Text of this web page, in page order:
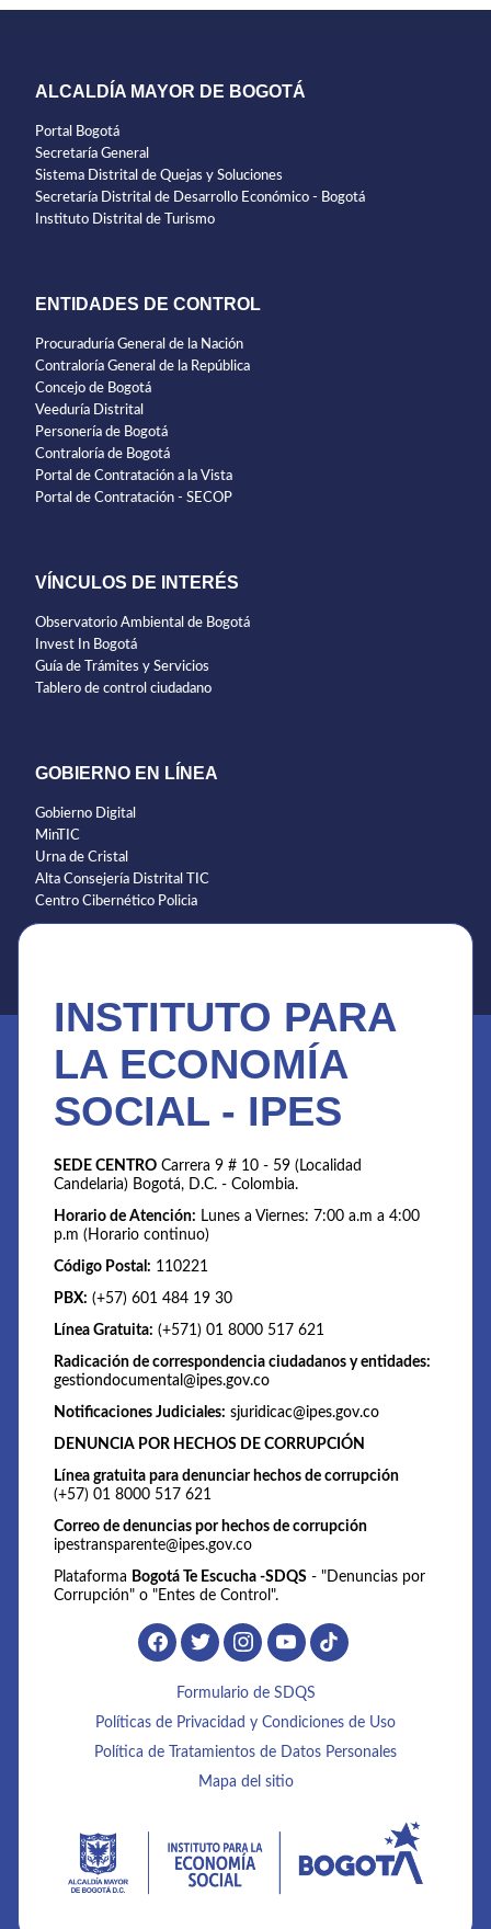
ALCALDÍA MAYOR DE BOGOTÁ
Portal Bogotá
Secretaría General
Sistema Distrital de Quejas y Soluciones
Secretaría Distrital de Desarrollo Económico - Bogotá
Instituto Distrital de Turismo
ENTIDADES DE CONTROL
Procuraduría General de la Nación
Contraloría General de la República
Concejo de Bogotá
Veeduría Distrital
Personería de Bogotá
Contraloría de Bogotá
Portal de Contratación a la Vista
Portal de Contratación - SECOP
VÍNCULOS DE INTERÉS
Observatorio Ambiental de Bogotá
Invest In Bogotá
Guía de Trámites y Servicios
Tablero de control ciudadano
GOBIERNO EN LÍNEA
Gobierno Digital
MinTIC
Urna de Cristal
Alta Consejería Distrital TIC
Centro Cibernético Policia
INSTITUTO PARA
LA ECONOMÍA
SOCIAL - IPES
SEDE CENTRO Carrera 9 # 10 - 59 (Localidad
Candelaria) Bogotá, D.C. - Colombia.
Horario de Atención: Lunes a Viernes: 7:00 a.m a 4:00
p.m (Horario continuo)
Código Postal: 110221
PBX: (+57) 601 484 19 30
Línea Gratuita: (+571) 01 8000 517 621
Radicación de correspondencia ciudadanos y entidades:
gestiondocumental@ipes.gov.co
Notificaciones Judiciales: sjuridicac@ipes.gov.co
DENUNCIA POR HECHOS DE CORRUPCIÓN
Línea gratuita para denunciar hechos de corrupción
(+57) 01 8000 517 621
Correo de denuncias por hechos de corrupción
ipestransparente@ipes.gov.co
Plataforma Bogotá Te Escucha -SDQS - "Denuncias por
Corrupción" o "Entes de Control".
Formulario de SDQS
Políticas de Privacidad y Condiciones de Uso
Política de Tratamientos de Datos Personales
Mapa del sitio